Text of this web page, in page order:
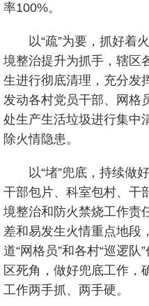
率100%。
以“疏”为要，抓好着
境整治提升为抓手，辖区
生进行彻底清理，充分发
发动各村党员干部、网格
处生产生活垃圾进行集中
除火情隐患。
以“堵”兜底，持续做
干部包片、科室包村、干
境整治和防火禁烧工作责
差和易发生火情重点地段
道“网格员”和各村“巡逻
区死角，做好兜底工作，
工作两手抓、两手硬。